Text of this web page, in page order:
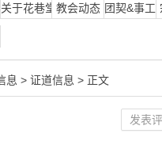
关于花巷堂 教会动态 团契&事工
息 >证道信息 > 正文
发表